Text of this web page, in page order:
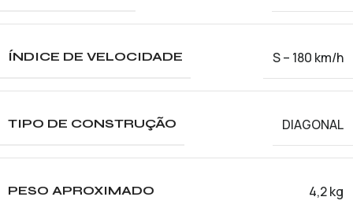
ÍNDICE DE VELOCIDADE S – 180 km/h
TIPO DE CONSTRUÇÃO DIAGONAL
PESO APROXIMADO 4,2 kg